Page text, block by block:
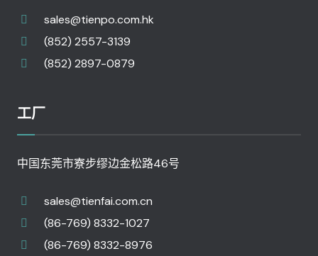
sales@tienpo.com.hk
(852) 2557-3139
(852) 2897-0879
工厂
中国东莞市寮步缪边金松路46号
sales@tienfai.com.cn
(86-769) 8332-1027
(86-769) 8332-8976